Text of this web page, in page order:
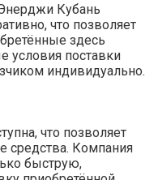
Кубань
что позволяет
здесь
условия поставки
индивидуально.
что позволяет
средства. Компания
быструю,